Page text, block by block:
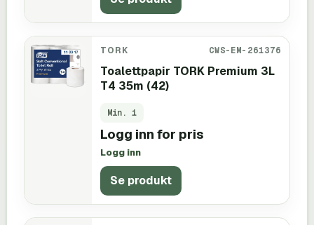
TORK CWS-EM-261376
Toalettpapir TORK Premium 3L
T4 35m (42)
Min. 1
Logg inn for pris
Logg inn
Se produkt